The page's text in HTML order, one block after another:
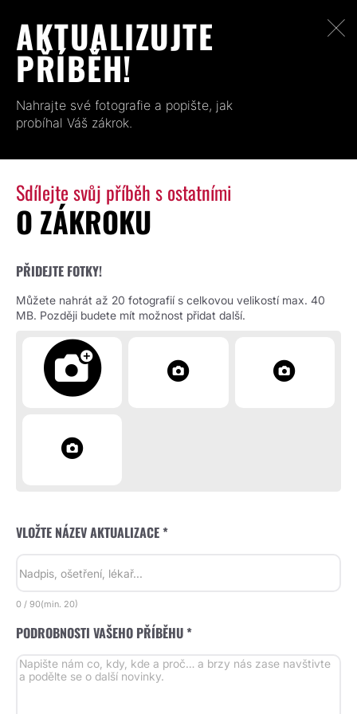
AKTUALIZUJTE
PŘÍBĚH!
Nahrajte své fotografie a popište, jak
probíhal Váš zákrok.
Sdílejte svůj příběh s ostatními
O ZÁKROKU
PŘIDEJTE FOTKY!
Můžete nahrát až 20 fotografií s celkovou velikostí max. 40
MB. Později budete mít možnost přidat další.
VLOŽTE NÁZEV AKTUALIZACE *
0 / 90(min. 20)
PODROBNOSTI VAŠEHO PŘÍBĚHU *